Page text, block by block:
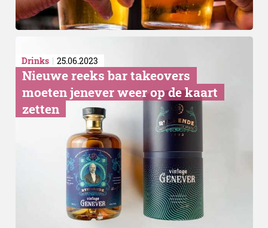
Drinks 25.06.2023
Nieuwe reeks bar takeovers
moeten jenever weer op de kaart
zetten